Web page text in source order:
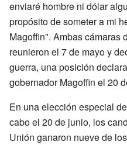
enviaré hombre ni dólar
propósito de someter a mi
Magoffin". Ambas cámaras
reunieron el 7 de mayo y
guerra, una posición
gobernador Magoffin el 20
En una elección especial
cabo el 20 de junio, los
Unión ganaron nueve de